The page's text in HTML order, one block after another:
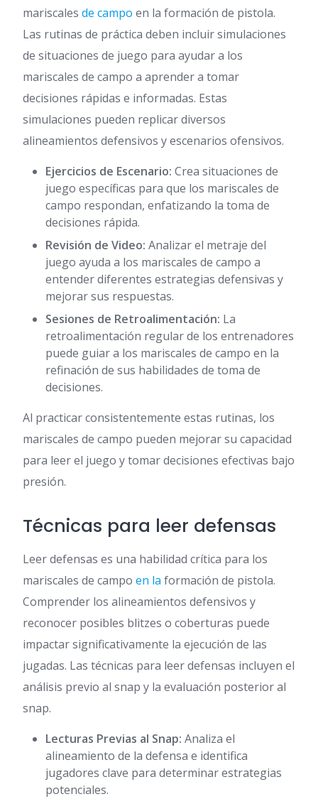
mariscales de campo en la formación de pistola.
Las rutinas de práctica deben incluir simulaciones
de situaciones de juego para ayudar a los
mariscales de campo a aprender a tomar
decisiones rápidas e informadas. Estas
simulaciones pueden replicar diversos
alineamientos defensivos y escenarios ofensivos.
Ejercicios de Escenario: Crea situaciones de
juego específicas para que los mariscales de
campo respondan, enfatizando la toma de
decisiones rápida.
Revisión de Video: Analizar el metraje del
juego ayuda a los mariscales de campo a
entender diferentes estrategias defensivas y
mejorar sus respuestas.
Sesiones de Retroalimentación: La
retroalimentación regular de los entrenadores
puede guiar a los mariscales de campo en la
refinación de sus habilidades de toma de
decisiones.
Al practicar consistentemente estas rutinas, los
mariscales de campo pueden mejorar su capacidad
para leer el juego y tomar decisiones efectivas bajo
presión.
Técnicas para leer defensas
Leer defensas es una habilidad crítica para los
mariscales de campo en la formación de pistola.
Comprender los alineamientos defensivos y
reconocer posibles blitzes o coberturas puede
impactar significativamente la ejecución de las
jugadas. Las técnicas para leer defensas incluyen el
análisis previo al snap y la evaluación posterior al
snap.
Lecturas Previas al Snap: Analiza el
alineamiento de la defensa e identifica
jugadores clave para determinar estrategias
potenciales.